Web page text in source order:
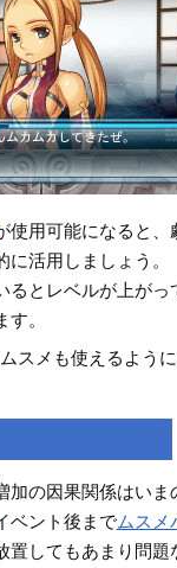
使用可能になると
活用しましょう。
るとレベルが上がっ
。
スメも使えるよう
加の因果関係はいま
ベント後までムスメ
置してもあまり問題